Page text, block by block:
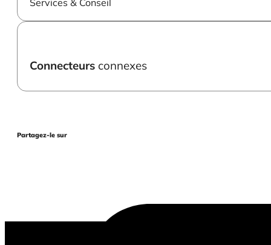
Connecteurs connexes
Partagez-le sur